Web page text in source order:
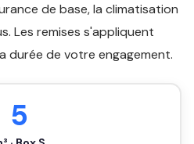
de base, la climatisation
Les remises s'appliquent
durée de votre engagement.
5